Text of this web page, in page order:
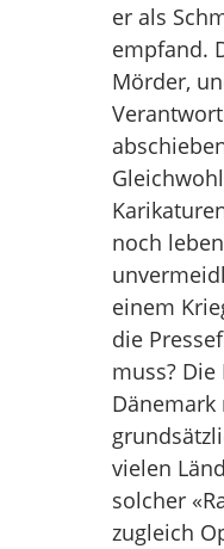
er als
empfand.
Mörder,
noch
einem
die
muss?
Dänemark
vielen
solcher
zugleich